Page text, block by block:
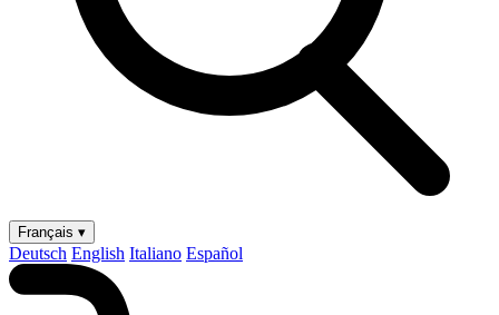
Français ▾
Deutsch English Italiano Español